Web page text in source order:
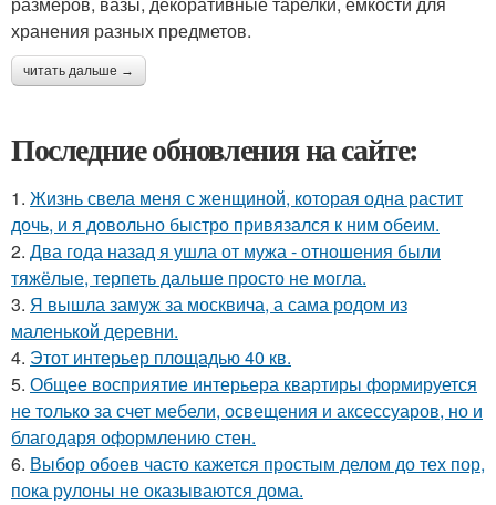
хранения разных предметов.
читать дальше →
Последние обновления на сайте:
1. Жизнь свела меня с женщиной, которая одна растит
дочь, и я довольно быстро привязался к ним обеим.
2. Два года назад я ушла от мужа - отношения были
тяжёлые, терпеть дальше просто не могла.
3. Я вышла замуж за москвича, а сама родом из
маленькой деревни.
4. Этот интерьер площадью 40 кв.
5. Общее восприятие интерьера квартиры формируется
не только за счет мебели, освещения и аксессуаров, но и
благодаря оформлению стен.
6. Выбор обоев часто кажется простым делом до тех пор,
пока рулоны не оказываются дома.